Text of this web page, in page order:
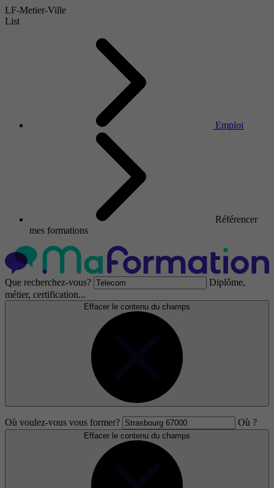
LF-Metier-Ville
List
Emploi
Référencer
mes formations
Que recherchez-vous?
Diplôme,
métier, certification...
Effacer le contenu du champs
Où voulez-vous vous former? Où ?
Effacer le contenu du champs